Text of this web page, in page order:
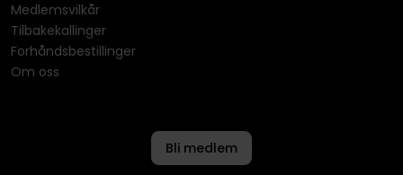
Medlemsvilkår
Tilbakekallinger
Forhåndsbestillinger
Om oss
Bli medlem